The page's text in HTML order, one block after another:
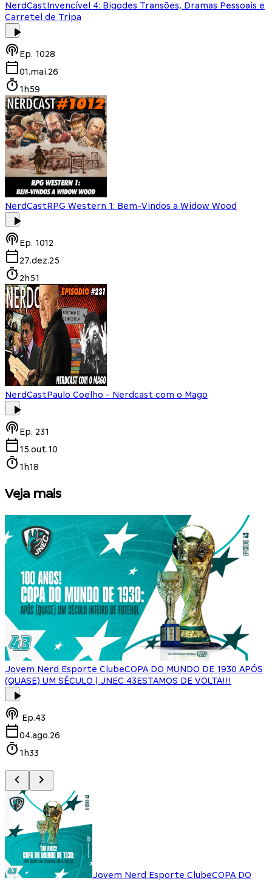
NerdCastInvencível 4: Bigodes Transões, Dramas Pessoais e
Carretel de Tripa
Ep. 1028
01.mai.26
1h59
NerdCastRPG Western 1: Bem-Vindos a Widow Wood
Ep. 1012
27.dez.25
2h51
NerdCastPaulo Coelho - Nerdcast com o Mago
Ep. 231
15.out.10
1h18
Veja mais
Jovem Nerd Esporte ClubeCOPA DO MUNDO DE 1930 APÓS
(QUASE) UM SÉCULO | JNEC 43ESTAMOS DE VOLTA!!!
Ep.43
04.ago.26
1h33
Jovem Nerd Esporte ClubeCOPA DO